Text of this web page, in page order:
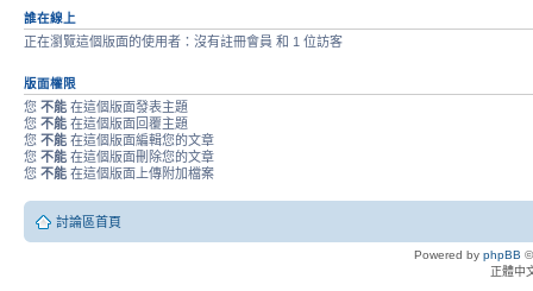
誰在線上
正在瀏覽這個版面的使用者：沒有註冊會員 和 1 位訪客
版面權限
您 不能 在這個版面發表主題
您 不能 在這個版面回覆主題
您 不能 在這個版面編輯您的文章
您 不能 在這個版面刪除您的文章
您 不能 在這個版面上傳附加檔案
討論區首頁
Powered by phpBB
正體中